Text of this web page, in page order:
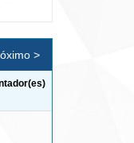
>